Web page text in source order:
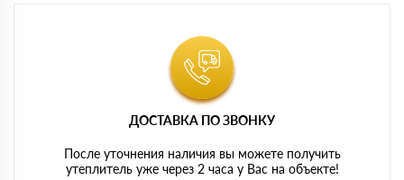
ДОСТАВКА ПО ЗВОНКУ
После уточнения наличия вы можете получить
утеплитель уже через 2 часа у Вас на объекте!